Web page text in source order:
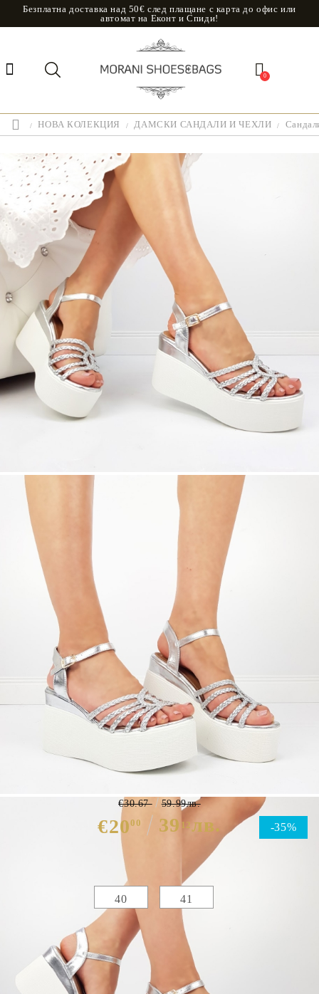
Безплатна доставка над 50€ след плащане с карта до офис или
автомат на Еконт и Спиди!
0
НОВА КОЛЕКЦИЯ ДАМСКИ САНДАЛИ И ЧЕХЛИ
Сандали в сребърен цвят на
платформа- Ramona Silver 7130
-35%
€2000 39 12лв.
€30.67 59.99лв.
40 41
ЦВЯТ ОСНОВЕН:
СРЕБРИСТ
МАТЕРИАЛ ОСНОВЕН:
ЕКО КОЖА
МАТЕРИАЛ ВЪТРЕШНА ЧАСТ:
ЕКО КОЖА
МАТЕРИАЛ СТЕЛКА:
ЕКО КОЖА
ВИСОЧИНА ТОК: